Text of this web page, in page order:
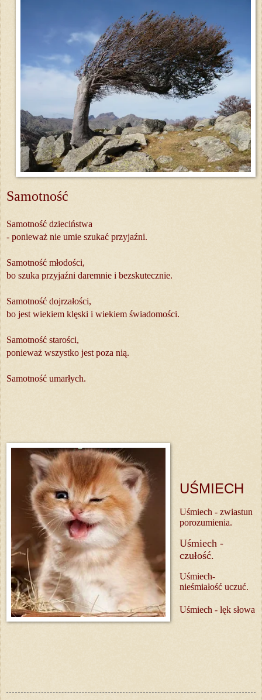
Samotność
Samotność dzieciństwa
- ponieważ nie umie szukać przyjaźni.
Samotność młodości,
bo szuka przyjaźni daremnie i bezskutecznie.
Samotność dojrzałości,
bo jest wiekiem klęski i wiekiem świadomości.
Samotność starości,
ponieważ wszystko jest poza nią.
Samotność umarłych.
UŚMIECH
Uśmiech - zwiastun
porozumienia.
Uśmiech -
czułość.
Uśmiech-
nieśmiałość uczuć.
Uśmiech - lęk słowa